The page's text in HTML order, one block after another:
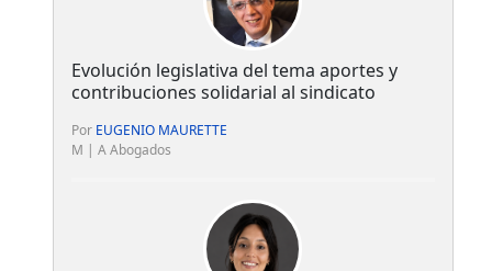
Evolución legislativa del tema aportes y
contribuciones solidarial al sindicato
Por EUGENIO MAURETTE
M | A Abogados